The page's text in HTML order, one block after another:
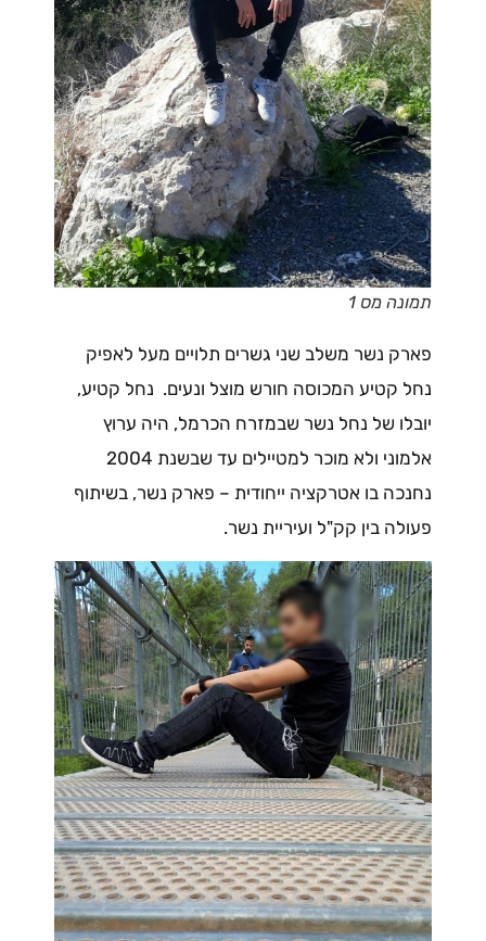
תמונה מס 1
פארק נשר משלב שני גשרים תלויים מעל לאפיק
נחל קטיע המכוסה חורש מוצל ונעים. נחל קטיע,
יובלו של נחל נשר שבמזרח הכרמל, היה ערוץ
אלמוני ולא מוכר למטיילים עד שבשנת 2004
נחנכה בו אטרקציה ייחודית – פארק נשר, בשיתוף
פעולה בין קק"ל ועיריית נשר.